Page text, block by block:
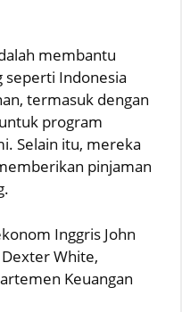
membantu
seperti Indonesia
termasuk dengan
program
Selain itu, mereka
pinjaman
Inggris John
White,
Keuangan